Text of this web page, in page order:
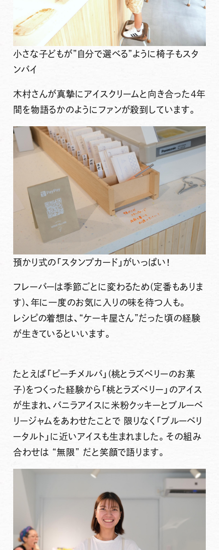
小さな子どもが”自分で選べる”ように椅子もスタ
ンバイ
木村さんが真摯にアイスクリームと向き合った4年
間を物語るかのようにファンが殺到しています。
預かり式の「スタンプカード」がいっぱい！
フレーバーは季節ごとに変わるため(定番もありま
す)、年に一度のお気に入りの味を待つ人も。
レシピの着想は、“ケーキ屋さん”だった頃の経験
が生きているといいます。
たとえば「ピーチメルバ」(桃とラズベリーのお菓
子)をつくった経験から 「桃とラズベリー」 のアイス
が生まれ、バニラアイスに米粉クッキーとブルーベ
リージャムをあわせたことで 限りなく 「ブルーベリ
ータルト」 に近いアイスも生まれました。その組み
合わせは “無限” だと笑顔で語ります。